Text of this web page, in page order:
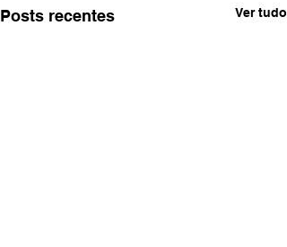
Posts recentes Ver tudo